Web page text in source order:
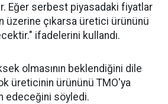
Eğer serbest piyasadaki fiyatlar
üzerine çıkarsa üretici ürününü
ifadelerini kullandı.
olmasının beklendiğini dile
üreticinin ürününü TMO'ya
edeceğini söyledi.